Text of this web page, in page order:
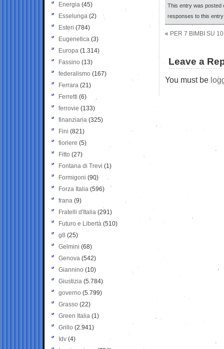
This entry was posted
responses to this
« PER 7 BIMBI SU
Leave a
You must be
Energia (45)
Esselunga (2)
Esteri (784)
Eugenetica (3)
Europa (1.314)
Fassino (13)
federalismo (167)
Ferrara (21)
Ferretti (6)
ferrovie (133)
finanziaria (325)
Fini (821)
fioriere (5)
Fitto (27)
Fontana di Trevi (1)
Formigoni (90)
Forza Italia (596)
frana (9)
Fratelli d'Italia (291)
Futuro e Libertà (510)
g8 (25)
Gelmini (68)
Genova (542)
Giannino (10)
Giustizia (5.784)
governo (5.799)
Grasso (22)
Green Italia (1)
Grillo (2.941)
Idv (4)